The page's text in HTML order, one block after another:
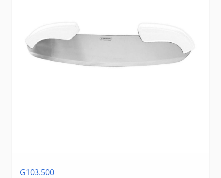
G103.500